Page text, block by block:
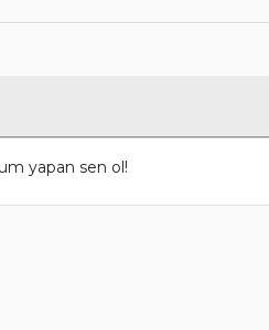
yapan sen ol!